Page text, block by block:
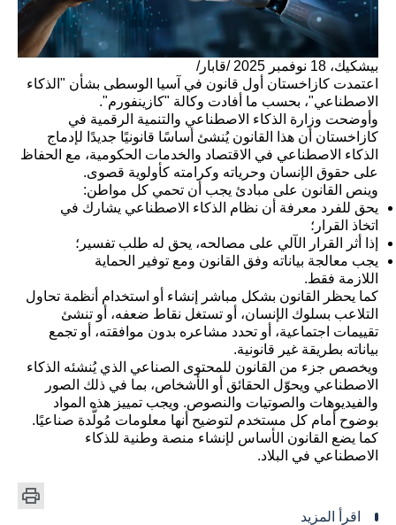
بيشكيك، 18 نوفمبر 2025 /قابار/
اعتمدت كازاخستان أول قانون في آسيا الوسطى بشأن "الذكاء
الاصطناعي"، بحسب ما أفادت وكالة "كازينفورم".
وأوضحت وزارة الذكاء الاصطناعي والتنمية الرقمية في
كازاخستان أن هذا القانون يُنشئ أساسًا قانونيًا جديدًا لإدماج
الذكاء الاصطناعي في الاقتصاد والخدمات الحكومية، مع الحفاظ
على حقوق الإنسان وحرياته وكرامته كأولوية قصوى.
وينص القانون على مبادئ يجب أن تحمي كل مواطن:
يحق للفرد معرفة أن نظام الذكاء الاصطناعي يشارك في
اتخاذ القرار؛
إذا أثر القرار الآلي على مصالحه، يحق له طلب تفسير؛
يجب معالجة بياناته وفق القانون ومع توفير الحماية
اللازمة فقط.
كما يحظر القانون بشكل مباشر إنشاء أو استخدام أنظمة تحاول
التلاعب بسلوك الإنسان، أو تستغل نقاط ضعفه، أو تنشئ
تقييمات اجتماعية، أو تحدد مشاعره بدون موافقته، أو تجمع
بياناته بطريقة غير قانونية.
ويخصص جزء من القانون للمحتوى الصناعي الذي يُنشئه الذكاء
الاصطناعي ويحوّل الحقائق أو الأشخاص، بما في ذلك الصور
والفيديوهات والصوتيات والنصوص. ويجب تمييز هذه المواد
بوضوح أمام كل مستخدم لتوضيح أنها معلومات مُولَّدة صناعيًا.
كما يضع القانون الأساس لإنشاء منصة وطنية للذكاء
الاصطناعي في البلاد.
اقرأ المزيد